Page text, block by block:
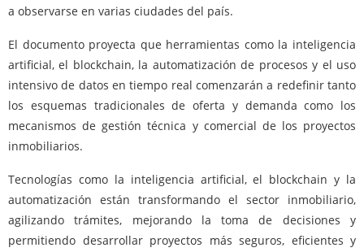
a observarse en varias ciudades del país.
El documento proyecta que herramientas como la inteligencia
artificial, el blockchain, la automatización de procesos y el uso
intensivo de datos en tiempo real comenzarán a redefinir tanto
los esquemas tradicionales de oferta y demanda como los
mecanismos de gestión técnica y comercial de los proyectos
inmobiliarios.
Tecnologías como la inteligencia artificial, el blockchain y la
automatización están transformando el sector inmobiliario,
agilizando trámites, mejorando la toma de decisiones y
permitiendo desarrollar proyectos más seguros, eficientes y